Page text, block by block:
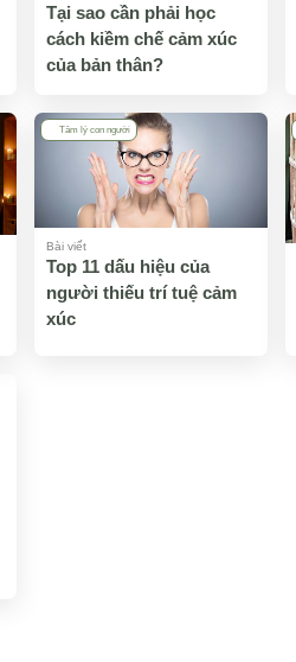
Tại sao cần phải học
cách kiềm chế cảm xúc
của bản thân?
Tâm lý con người
Bài viết
Top 11 dấu hiệu của
người thiếu trí tuệ cảm
xúc